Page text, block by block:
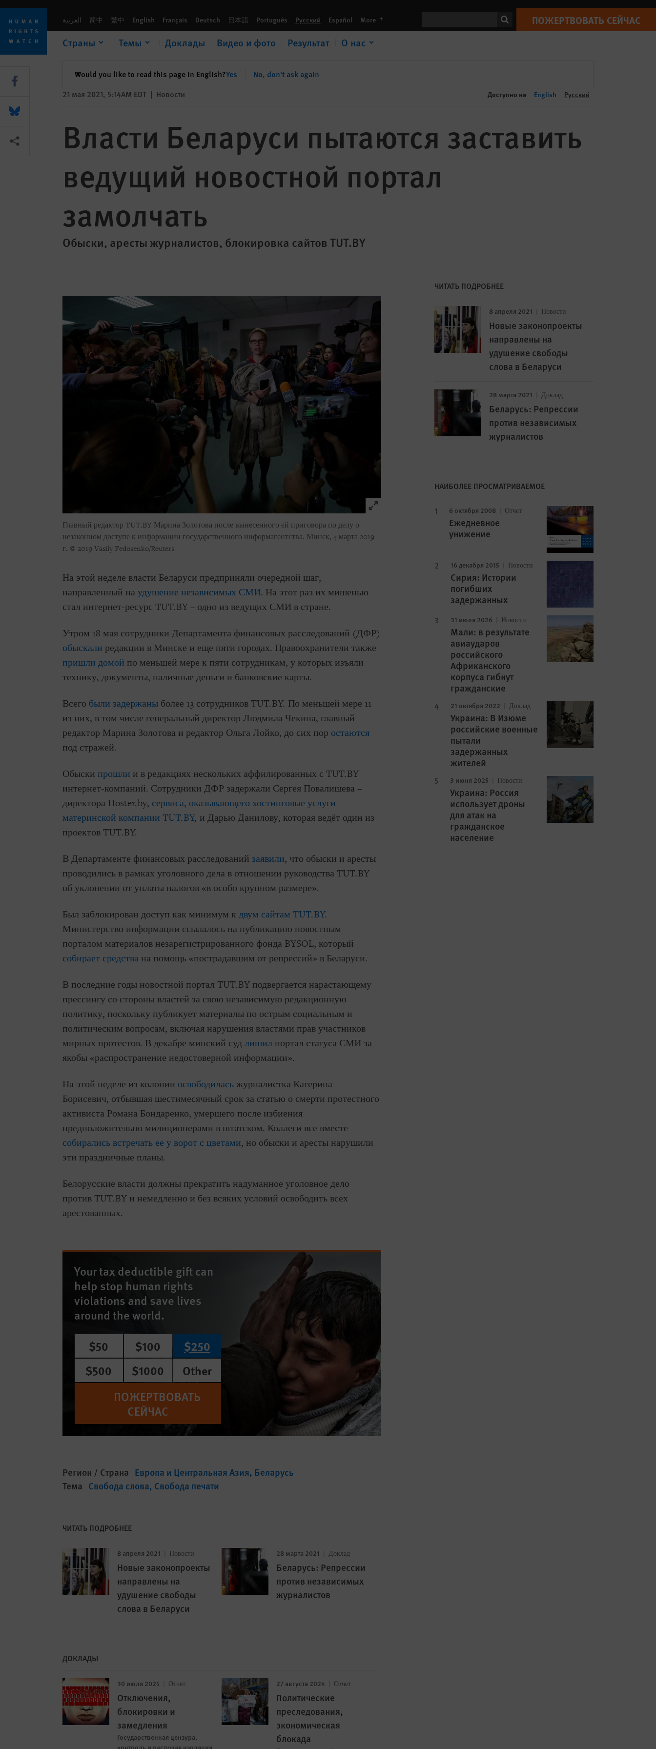
Skip
cookie
privacy
notice
Skip
main
content
العربية 简中 繁中 English Français Deutsch 日本語 Português Русский Español More languages ПОЖЕРТВОВАТЬ СЕЙЧАС
Страны Темы Доклады Видео и фото Результат О нас
Would you like to read this page in English?Yes No, don't ask again
✕закрыть
ПОЖЕРТВОВАТЬ СЕЙЧАС
21 мая 2021, 5:14AM EDT | Новости Доступно на English Русский
Власти Беларуси пытаются заставить
ведущий новостной портал
замолчать
Обыски, аресты журналистов, блокировка сайтов TUT.BY
Click to expand Image
Главный редактор TUT.BY Марина Золотова после вынесенного ей приговора по делу о
незаконном доступе к информации государственного информагентства. Минск, 4 марта 2019
г. © 2019 Vasily Fedosenko/Reuters
На этой неделе власти Беларуси предприняли очередной шаг,
направленный на удушение независимых СМИ. На этот раз их мишенью
стал интернет-ресурс TUT.BY – одно из ведущих СМИ в стране.
Утром 18 мая сотрудники Департамента финансовых расследований (ДФР)
обыскали редакции в Минске и еще пяти городах. Правоохранители также
пришли домой по меньшей мере к пяти сотрудникам, у которых изъяли
технику, документы, наличные деньги и банковские карты.
Всего были задержаны более 13 сотрудников TUT.BY. По меньшей мере 11
из них, в том числе генеральный директор Людмила Чекина, главный
редактор Марина Золотова и редактор Ольга Лойко, до сих пор остаются
под стражей.
Обыски прошли и в редакциях нескольких аффилированных с TUT.BY
интернет-компаний. Сотрудники ДФР задержали Сергея Повалишева –
директора Hoster.by, сервиса, оказывающего хостинговые услуги
материнской компании TUT.BY, и Дарью Данилову, которая ведёт один из
проектов TUT.BY.
В Департаменте финансовых расследований заявили, что обыски и аресты
проводились в рамках уголовного дела в отношении руководства TUT.BY
об уклонении от уплаты налогов «в особо крупном размере».
Был заблокирован доступ как минимум к двум сайтам TUT.BY.
Министерство информации ссылалось на публикацию новостным
порталом материалов незарегистрированного фонда BYSOL, который
собирает средства на помощь «пострадавшим от репрессий» в Беларуси.
В последние годы новостной портал TUT.BY подвергается нарастающему
прессингу со стороны властей за свою независимую редакционную
политику, поскольку публикует материалы по острым социальным и
политическим вопросам, включая нарушения властями прав участников
мирных протестов. В декабре минский суд лишил портал статуса СМИ за
якобы «распространение недостоверной информации».
На этой неделе из колонии освободилась журналистка Катерина
Борисевич, отбывшая шестимесячный срок за статью о смерти протестного
активиста Романа Бондаренко, умершего после избиения
предположительно милиционерами в штатском. Коллеги все вместе
собирались встречать ее у ворот с цветами, но обыски и аресты нарушили
эти праздничные планы.
Белорусские власти должны прекратить надуманное уголовное дело
против TUT.BY и немедленно и без всяких условий освободить всех
арестованных.
Your tax deductible gift can
help stop human rights
violations and save lives
around the world.
$50
$100
$250
$500
$1000
Other
ПОЖЕРТВОВАТЬ
СЕЙЧАС
Регион / Страна Европа и Центральная Азия Беларусь
Тема Свобода слова Свобода печати
ЧИТАТЬ ПОДРОБНЕЕ
8 апреля 2021 Новости
Новые законопроекты
направлены на
удушение свободы
слова в Беларуси
28 марта 2021 Доклад
Беларусь: Репрессии
против независимых
журналистов
ДОКЛАДЫ
30 июля 2025 Отчет
Отключения,
блокировки и
замедления
Государственная цензура,
контроль и растущая изоляция
27 августа 2024 Отчет
Политические
преследования,
экономическая
блокада
ЧИТАТЬ ПОДРОБНЕЕ
8 апреля 2021 Новости
Новые законопроекты
направлены на
удушение свободы
слова в Беларуси
28 марта 2021 Доклад
Беларусь: Репрессии
против независимых
журналистов
НАИБОЛЕЕ ПРОСМАТРИВАЕМОЕ
6 октября 2008 Отчет
Ежедневное
унижение
16 декабря 2015 Новости
Сирия: Истории
погибших
задержанных
31 июля 2026 Новости
Мали: в результате
авиаударов
российского
Африканского
корпуса гибнут
гражданские
21 октября 2022 Доклад
Украина: В Изюме
российские военные
пытали
задержанных
жителей
3 июня 2025 Новости
Украина: Россия
использует дроны
для атак на
гражданское
население
Share this via Facebook
Share this via Bluesky
Share this via Поделиться